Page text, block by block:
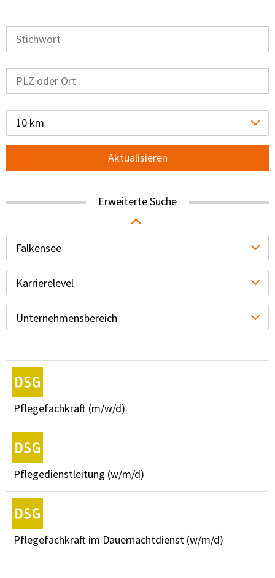
10 km
Aktualisieren
Erweiterte Suche
Falkensee
Karrierelevel
Unternehmensbereich
Pflegefachkraft (m/w/d)
Pflegedienstleitung (w/m/d)
Pflegefachkraft im Dauernachtdienst (w/m/d)